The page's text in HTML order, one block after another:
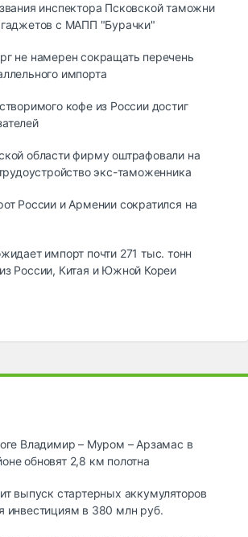
инспектора Псковской таможни
с МАПП "Бурачки"
не намерен сокращать перечень
импорта
кофе из России достиг
области фирму оштрафовали на
экс-таможенника
России и Армении сократился на
импорт почти 271 тыс. тонн
России, Китая и Южной Кореи
Владимир – Муром – Арзамас в
обновят 2,8 км полотна
выпуск стартерных аккумуляторов
инвестициям в 380 млн руб.